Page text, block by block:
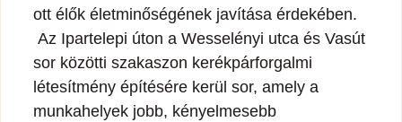
ott élők életminőségének javítása érdekében.
Az Ipartelepi úton a Wesselényi utca és Vasút
sor közötti szakaszon kerékpárforgalmi
létesítmény építésére kerül sor, amely a
munkahelyek jobb, kényelmesebb